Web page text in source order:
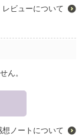
レビューについて
ん。
想ノートについて